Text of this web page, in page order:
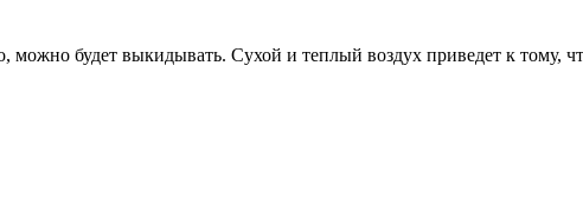
будет выкидывать. Сухой и теплый воздух приведет к тому,